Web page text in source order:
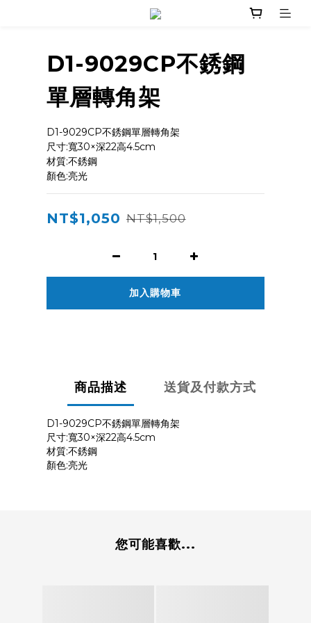
D1-9029CP不銹鋼
單層轉角架
D1-9029CP不銹鋼單層轉角架
尺寸:寬30×深22高4.5cm
材質:不銹鋼
顏色:亮光
NT$1,050 NT$1,500
加入購物車
商品描述 送貨及付款方式
D1-9029CP不銹鋼單層轉角架
尺寸:寬30×深22高4.5cm
材質:不銹鋼
顏色:亮光
您可能喜歡...